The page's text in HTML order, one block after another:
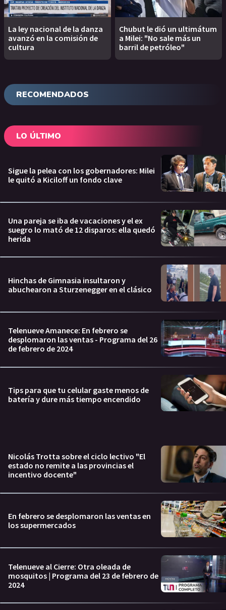
La ley nacional de la danza
avanzó en la comisión de
cultura
Chubut le dió un ultimátum
a Milei: "No sale más un
barril de petróleo"
RECOMENDADOS
LO ÚLTIMO
Sigue la pelea con los gobernadores: Milei
le quitó a Kiciloff un fondo clave
Una pareja se iba de vacaciones y el ex
suegro lo mató de 12 disparos: ella quedó
herida
Hinchas de Gimnasia insultaron y
abuchearon a Sturzenegger en el clásico
Telenueve Amanece: En febrero se
desplomaron las ventas - Programa del 26
de febrero de 2024
Tips para que tu celular gaste menos de
batería y dure más tiempo encendido
Nicolás Trotta sobre el ciclo lectivo "El
estado no remite a las provincias el
incentivo docente"
En febrero se desplomaron las ventas en
los supermercados
Telenueve al Cierre: Otra oleada de
mosquitos | Programa del 23 de febrero de
2024